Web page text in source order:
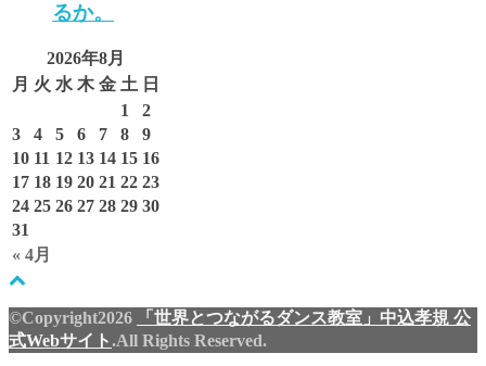
るか。
2026年8月
月 火 水 木 金 土 日
« 4月
1
2
3
4 5 6 7 8
9
10 11 12 13 14 15 16
17 18 19 20 21 22 23
24 25 26 27 28 29 30
31
©Copyright2026
「世界とつながるダンス教室」中込孝規 公
式Webサイト.All Rights Reserved.